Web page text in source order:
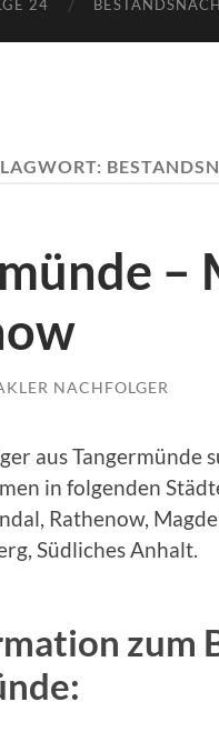
24
–
NACHFOLGER
aus Tangermünde
in folgenden
Rathenow,
Südliches Anhalt.
zum